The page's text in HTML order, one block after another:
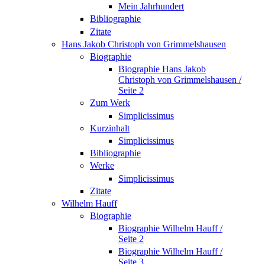
Mein Jahrhundert
Bibliographie
Zitate
Hans Jakob Christoph von Grimmelshausen
Biographie
Biographie Hans Jakob
Christoph von Grimmelshausen /
Seite 2
Zum Werk
Simplicissimus
Kurzinhalt
Simplicissimus
Bibliographie
Werke
Simplicissimus
Zitate
Wilhelm Hauff
Biographie
Biographie Wilhelm Hauff /
Seite 2
Biographie Wilhelm Hauff /